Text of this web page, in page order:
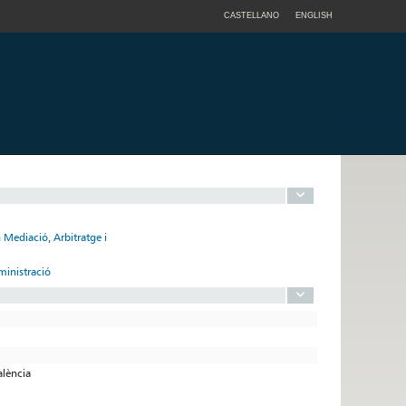
CASTELLANO ENGLISH
Arbitratge i